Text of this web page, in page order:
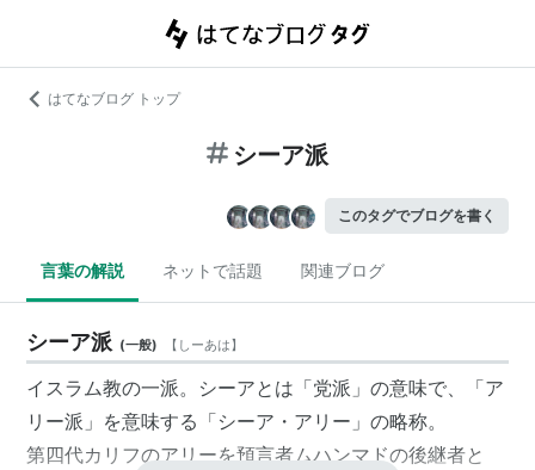
はてなブログ トップ
シーア派
このタグでブログを書く
言葉の解説 ネットで話題 関連ブログ
シーア派 (一般) 【 しーあは】
イスラム教の一派。シーアとは「党派」の意味で、「ア
リー派」を意味する「シーア・アリー」の略称。
第四代カリフのアリーを預言者ムハンマドの後継者と